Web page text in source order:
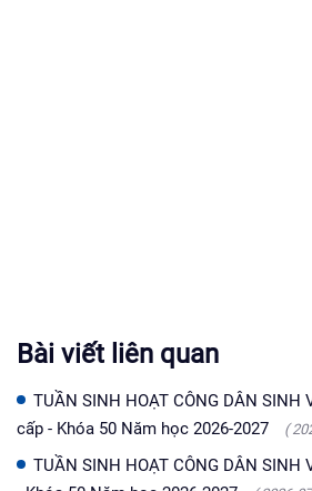
Bài viết liên quan
TUẦN SINH HOẠT CÔNG DÂN SINH
cấp - Khóa 50 Năm học 2026-2027
(
TUẦN SINH HOẠT CÔNG DÂN